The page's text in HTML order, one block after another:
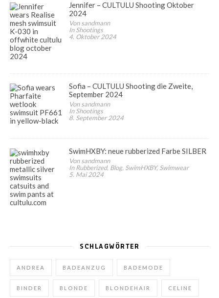
Jennifer – CULTULU Shooting Oktober
2024
Von sandmann
In Shootings
4. Oktober 2024
Sofia – CULTULU Shooting die Zweite,
September 2024
Von sandmann
In Shootings
8. September 2024
SwimHXBY: neue rubberized Farbe SILBER
Von sandmann
In Rubberized, Blog, SwimHXBY, Swimwear
5. Mai 2024
SCHLAGWÖRTER
ANDREA BADEANZUG BADEMODE
BINDER BLONDE BLONDEHAIR CELINE